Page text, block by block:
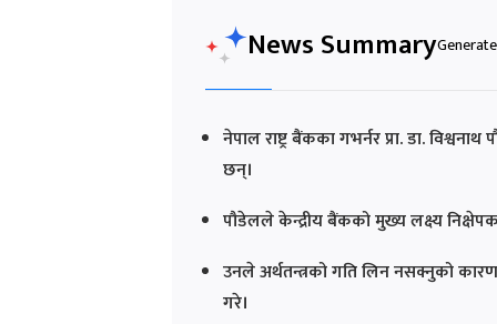
News Summary
नेपाल राष्ट्र बैंकका गभर्नर प्रा. डा.
छन्।
पौडेलले केन्द्रीय बैंकको मुख्य लक्ष्य
उनले अर्थतन्त्रको गति लिन नसक्नुको
गरे।